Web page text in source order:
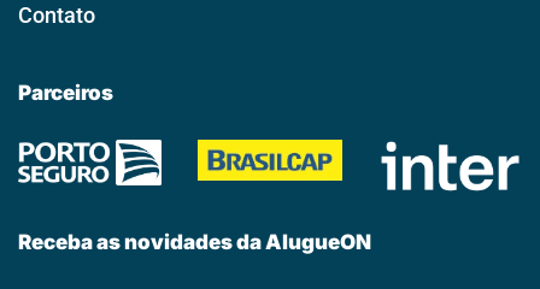
Contato
Parceiros
Receba as novidades da AlugueON